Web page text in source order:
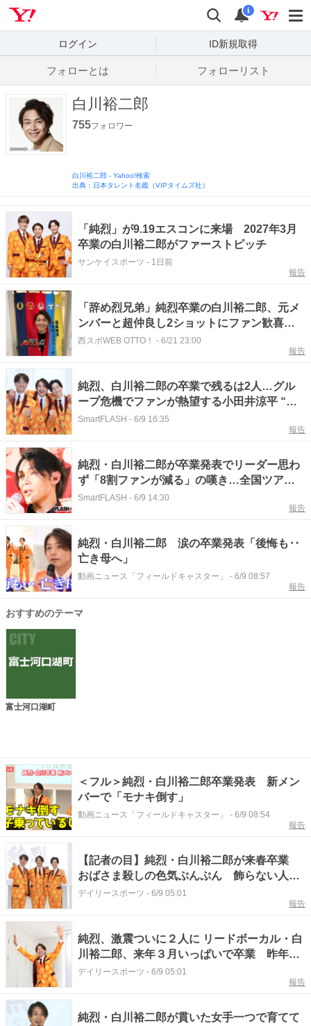
検索
通知
i
ログイン ID新規取得
フォローとは フォローリスト
白川裕二郎
755フォロワー
白川裕二郎 - Yahoo!検索
出典：日本タレント名鑑（VIPタイムズ社）
「純烈」が9.19エスコンに来場 2027年3月
卒業の白川裕二郎がファーストピッチ
サンケイスポーツ - 1日前
報告
「辞め烈兄弟」純烈卒業の白川裕二郎、元メ
ンバーと超仲良し2ショットにファン歓喜
「仲良い兄弟愛にホッコリニンマリ」
西スポWEB OTTO！ - 6/21 23:00
報告
純烈、白川裕二郎の卒業で残るは2人…グル
ープ危機でファンが熱望する小田井涼平 “再
加入” 事務所の回答は
SmartFLASH - 6/9 16:35
報告
純烈・白川裕二郎が卒業発表でリーダー思わ
ず「8割ファンが減る」の嘆き…全国ツアー
で失われる“家族との時間”
SmartFLASH - 6/9 14:30
報告
純烈・白川裕二郎 涙の卒業発表「後悔も‥
亡き母へ」
動画ニュース「フィールドキャスター」 - 6/9 08:57
報告
おすすめのテーマ
富士河口湖町
＜フル＞純烈・白川裕二郎卒業発表 新メン
バーで「モナキ倒す」
動画ニュース「フィールドキャスター」 - 6/9 08:54
報告
【記者の目】純烈・白川裕二郎が来春卒業
おばさま殺しの色気ぷんぷん 飾らない人
柄、純烈のイメージそのもの
デイリースポーツ - 6/9 05:01
報告
純烈、激震ついに２人に リードボーカル・白
川裕二郎、来年３月いっぱいで卒業 昨年、
母が他界「モチベーションがなくなってしま
デイリースポーツ - 6/9 05:01
報告
純烈・白川裕二郎が貫いた女手一つで育てて